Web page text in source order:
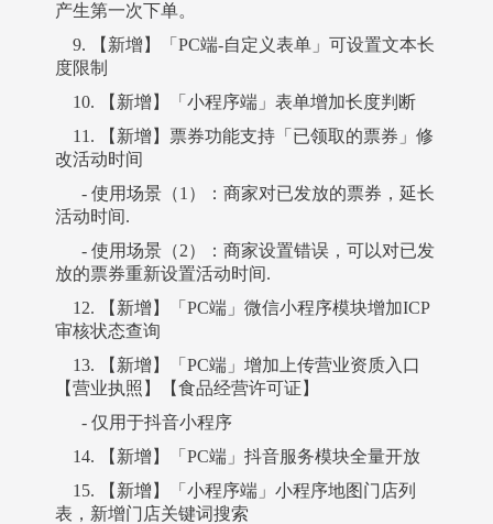
产生第一次下单。
9. 【新增】「PC端-自定义表单」可设置文本长
度限制
10. 【新增】「小程序端」表单增加长度判断
11. 【新增】票券功能支持「已领取的票券」修
改活动时间
- 使用场景（1）：商家对已发放的票券，延长
活动时间.
- 使用场景（2）：商家设置错误，可以对已发
放的票券重新设置活动时间.
12. 【新增】「PC端」微信小程序模块增加ICP
审核状态查询
13. 【新增】「PC端」增加上传营业资质入口
【营业执照】【食品经营许可证】
- 仅用于抖音小程序
14. 【新增】「PC端」抖音服务模块全量开放
15. 【新增】「小程序端」小程序地图门店列
表，新增门店关键词搜索